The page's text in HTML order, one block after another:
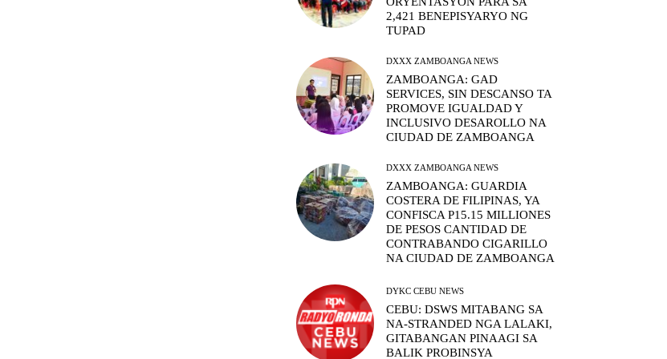
2,421 BENEPISYARYO NG
TUPAD
DXXX ZAMBOANGA NEWS
ZAMBOANGA: GAD
SERVICES, SIN DESCANSO TA
PROMOVE IGUALDAD Y
INCLUSIVO DESAROLLO NA
CIUDAD DE ZAMBOANGA
DXXX ZAMBOANGA NEWS
ZAMBOANGA: GUARDIA
COSTERA DE FILIPINAS, YA
CONFISCA P15.15 MILLIONES
DE PESOS CANTIDAD DE
CONTRABANDO CIGARILLO
NA CIUDAD DE ZAMBOANGA
DYKC CEBU NEWS
CEBU: DSWS MITABANG SA
NA-STRANDED NGA LALAKI,
GITABANGAN PINAAGI SA
BALIK PROBINSYA